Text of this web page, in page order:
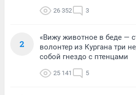
26 352 3
2
«Вижу животное в беде —
волонтер из Кургана три
собой гнездо с птенцами
25 141 5